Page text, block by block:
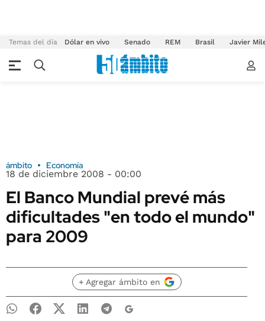
Temas del día Dólar en vivo Senado REM Brasil Javier
ámbito Economía
18 de diciembre 2008 - 00:00
El Banco Mundial prevé más
dificultades "en todo el mundo"
para 2009
+ Agregar ámbito en